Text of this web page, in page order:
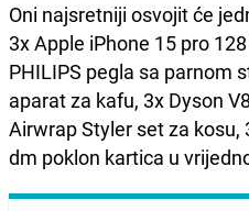
Oni najsretniji osvojit će
3x Apple iPhone 15 pro
PHILIPS pegla sa parnom
aparat za kafu, 3x Dyson
Airwrap Styler set za
dm poklon kartica u